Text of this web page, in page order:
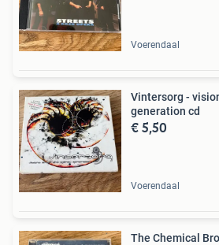
Voerendaal
Vintersorg -
generation cd
€ 5,50
Voerendaal
The Chemical